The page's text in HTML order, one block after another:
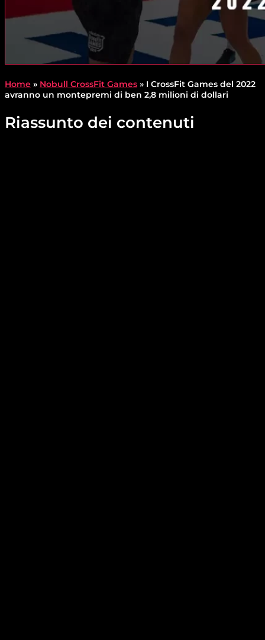
Home » Nobull CrossFit Games » I CrossFit Games del 2022
avranno un montepremi di ben 2,8 milioni di dollari
Riassunto dei contenuti